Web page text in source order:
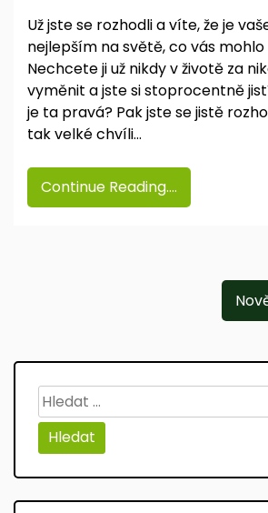
Už jste se rozhodli a víte, že je
nejlepším na světě, co vás
Nechcete ji už nikdy v životě za
vyměnit a jste si stoprocentně
je ta pravá? Pak jste se jistě
tak velké chvíli…
Continue Reading....
příspěvky
Vyhledávání